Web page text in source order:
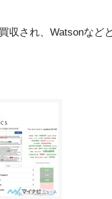
収され、Watsonなど